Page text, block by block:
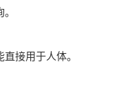
接用于人体。